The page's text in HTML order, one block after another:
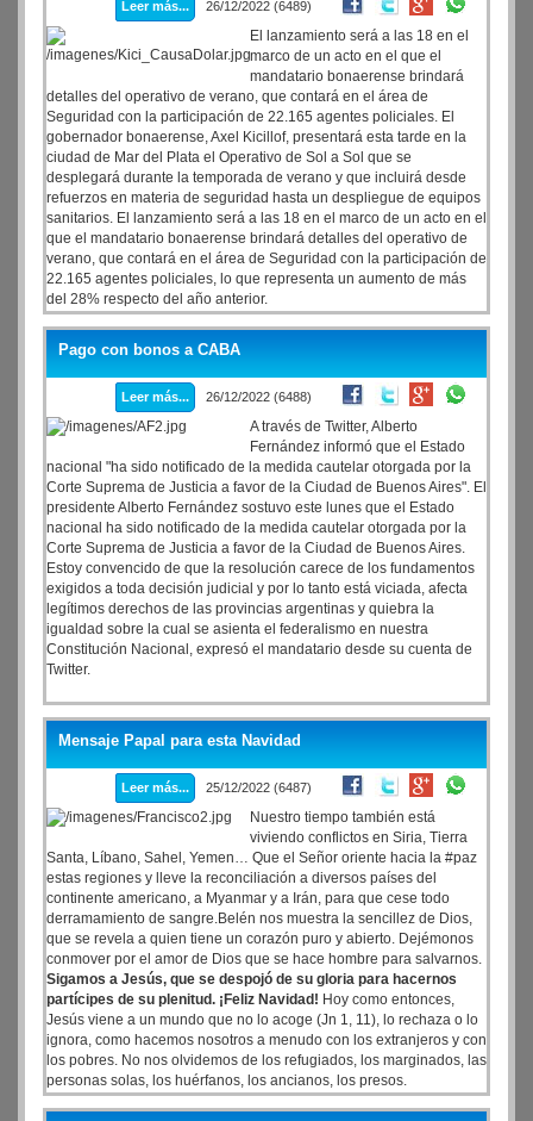
Leer más... 26/12/2022 (6489)
El lanzamiento será a las 18 en el
marco de un acto en el que el
mandatario bonaerense brindará
detalles del operativo de verano, que contará en el área de
Seguridad con la participación de 22.165 agentes policiales. El
gobernador bonaerense, Axel Kicillof, presentará esta tarde en la
ciudad de Mar del Plata el Operativo de Sol a Sol que se
desplegará durante la temporada de verano y que incluirá desde
refuerzos en materia de seguridad hasta un despliegue de equipos
sanitarios. El lanzamiento será a las 18 en el marco de un acto en el
que el mandatario bonaerense brindará detalles del operativo de
verano, que contará en el área de Seguridad con la participación de
22.165 agentes policiales, lo que representa un aumento de más
del 28% respecto del año anterior.
Pago con bonos a CABA
Leer más... 26/12/2022 (6488)
A través de Twitter, Alberto
Fernández informó que el Estado
nacional "ha sido notificado de la medida cautelar otorgada por la
Corte Suprema de Justicia a favor de la Ciudad de Buenos Aires". El
presidente Alberto Fernández sostuvo este lunes que el Estado
nacional ha sido notificado de la medida cautelar otorgada por la
Corte Suprema de Justicia a favor de la Ciudad de Buenos Aires.
Estoy convencido de que la resolución carece de los fundamentos
exigidos a toda decisión judicial y por lo tanto está viciada, afecta
legítimos derechos de las provincias argentinas y quiebra la
igualdad sobre la cual se asienta el federalismo en nuestra
Constitución Nacional, expresó el mandatario desde su cuenta de
Twitter.
Mensaje Papal para esta Navidad
Leer más... 25/12/2022 (6487)
Nuestro tiempo también está
viviendo conflictos en Siria, Tierra
Santa, Líbano, Sahel, Yemen… Que el Señor oriente hacia la #paz
estas regiones y lleve la reconciliación a diversos países del
continente americano, a Myanmar y a Irán, para que cese todo
derramamiento de sangre.Belén nos muestra la sencillez de Dios,
que se revela a quien tiene un corazón puro y abierto. Dejémonos
conmover por el amor de Dios que se hace hombre para salvarnos.
Sigamos a Jesús, que se despojó de su gloria para hacernos
partícipes de su plenitud. ¡Feliz Navidad! Hoy como entonces,
Jesús viene a un mundo que no lo acoge (Jn 1, 11), lo rechaza o lo
ignora, como hacemos nosotros a menudo con los extranjeros y con
los pobres. No nos olvidemos de los refugiados, los marginados, las
personas solas, los huérfanos, los ancianos, los presos.